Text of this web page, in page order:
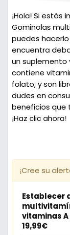
¡Hola! Si estás
Gominolas
puedes
encuentra
un
contiene
folato, y son
dudes en
beneficios que
¡Haz clic ahora!
¡Cree su
Establecer
vitaminas A
19,99€